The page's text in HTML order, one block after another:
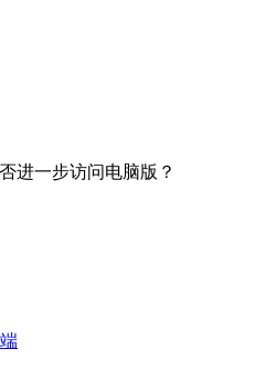
进一步访问电脑版？